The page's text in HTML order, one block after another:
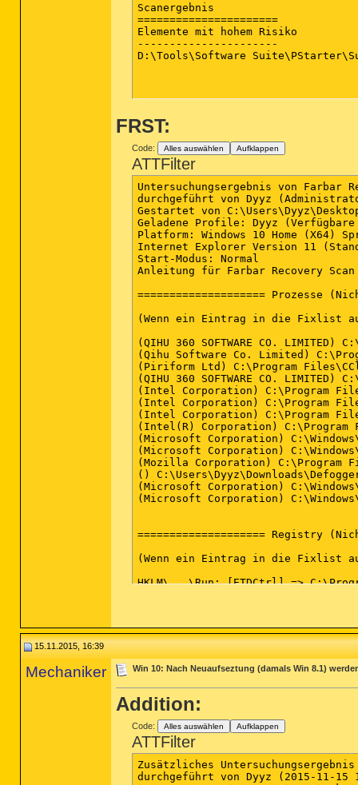
Scanergebnis
======================
Elemente mit hohem Risiko
----------------------
D:\Tools\Software Suite\PStarter\SupportFiles.7z	Trojan/
FRST:
Code: Alles auswählen Aufklappen
ATTFilter
Untersuchungsergebnis von Farbar
durchgeführt von Dyyz
Gestartet von
Geladene Profile: Dyyz
Platform: Windows 10 Home (X64)
Internet Explorer Version 11
Start-Modus: Normal
Anleitung für Farbar Recovery
==================== Prozesse
(Wenn ein Eintrag in die Fixlist
(QIHU 360 SOFTWARE CO.
(Qihu Software Co. Limited)
(Piriform Ltd) C:\Program
(QIHU 360 SOFTWARE CO.
(Intel Corporation) C:\Program
(Intel Corporation) C:\Program
(Intel Corporation) C:\Program
(Intel(R) Corporation)
(Microsoft Corporation)
(Microsoft Corporation)
(Mozilla Corporation)
()
(Microsoft Corporation)
(Microsoft Corporation)
==================== Registry
(Wenn ein Eintrag in die Fixlist
HKLM\...\Run: [ETDCtrl] =>
HKLM\...\Run: [Radio Manager] =>
HKLM\...\Run: [IgfxTray] =>
HKLM-x32\...\Run: [RzWizard] =>
HKLM-x32\...\Run: [APSDaemon]
HKLM-x32\...\Run: [YouCam
HKLM-x32\...\Run: [QHSafeTray]
HKLM\...\Policies\Explorer:
HKU\S-1-5-21-450575329-
HKU\S-1-5-21-450575329-
HKU\S-1-5-21-450575329-
AppInit_DLLs:
AppInit_DLLs:
15.11.2015, 16:39
Mechaniker Win 10: Nach Neuaufseztung (damals Win 8.1)
Addition:
Code: Alles auswählen Aufklappen
ATTFilter
Zusätzliches
durchgeführt von Dyyz (2015-11-15